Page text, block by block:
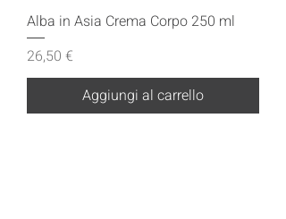
Alba in Asia Crema Corpo 250 ml
Prezzo
26,50 €
Aggiungi al carrello